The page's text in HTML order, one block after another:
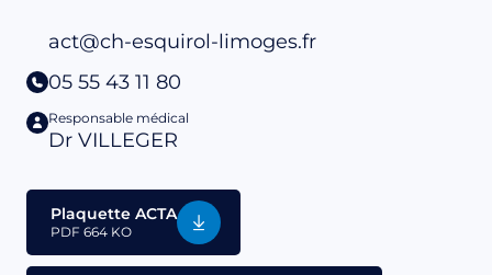
act@ch-esquirol-limoges.fr
05 55 43 11 80
Responsable médical
Dr VILLEGER
Plaquette ACTA
PDF 664 KO